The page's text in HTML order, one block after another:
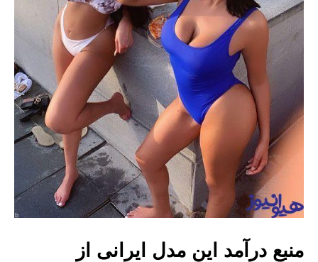
منبع درآمد این مدل ایرانی از